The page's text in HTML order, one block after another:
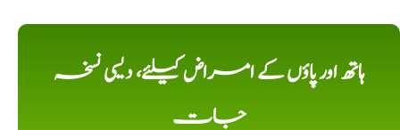
ہاتھ اور پاؤں کے امراض کیلئے، دیسی نسخہ
جات